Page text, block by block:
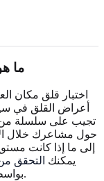
ما
اختبار قلق مكان
أعراض القلق في
حول مشاعرك خلال
إلى ما إذا كانت
يمكنك التحقق
بواسطة الذاء الاصطناعي للحصول على رؤى أعمق.